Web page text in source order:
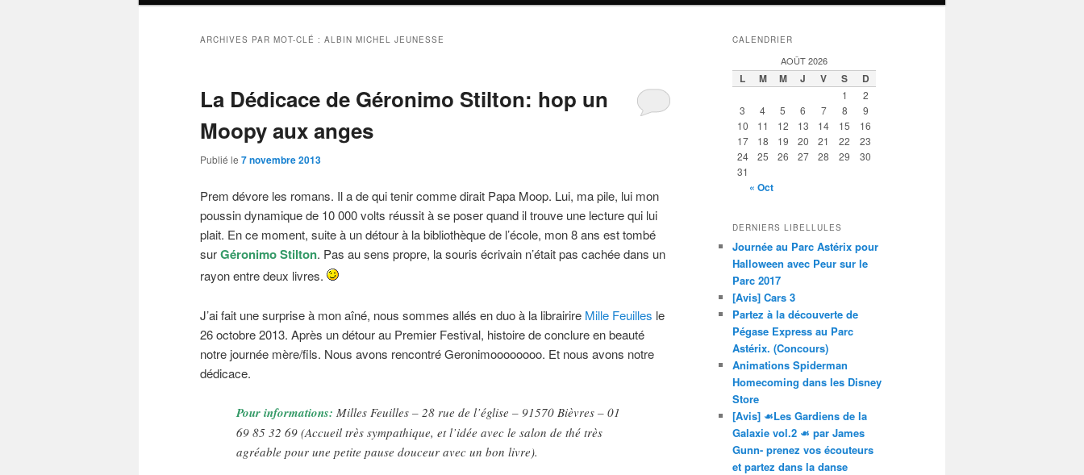
ARCHIVES PAR MOT-CLÉ : ALBIN MICHEL JEUNESSE
La Dédicace de Géronimo Stilton: hop un
Moopy aux anges
Publié le 7 novembre 2013
Prem dévore les romans. Il a de qui tenir comme dirait Papa Moop. Lui, ma pile, lui mon
poussin dynamique de 10 000 volts réussit à se poser quand il trouve une lecture qui lui
plait. En ce moment, suite à un détour à la bibliothèque de l’école, mon 8 ans est tombé
surGéronimo Stilton. Pas au sens propre, la souris écrivain n’était pas cachée dans un
rayon entre deux livres.
J’ai fait une surprise à mon aîné, nous sommes allés en duo à la librairire Mille Feuilles le
26 octobre 2013. Après un détour au Premier Festival, histoire de conclure en beauté
notre journée mère/fils. Nous avons rencontré Geronimoooooooo. Et nous avons notre
dédicace.
Pour informations: Milles Feuilles – 28 rue de l’église – 91570 Bièvres – 01
69 85 32 69 (Accueil très sympathique, et l’idée avec le salon de thé très
agréable pour une petite pause douceur avec un bon livre).
CALENDRIER
AOÛT 2026
L M M J V S D
1
2
3
4 5 6 7 8
9
10
11 12 13 14 15
16
17
18 19 20 21 22
23
24
25 26 27 28 29
30
31
« Oct
DERNIERS LIBELLULES
Journée au Parc Astérix pour
Halloween avec Peur sur le
Parc 2017
[Avis] Cars 3
Partez à la découverte de
Pégase Express au Parc
Astérix. (Concours)
Animations Spiderman
Homecoming dans les Disney
Store
[Avis] ☙Les Gardiens de la
Galaxie vol.2 ☙ par James
Gunn- prenez vos écouteurs
et partez dans la danse